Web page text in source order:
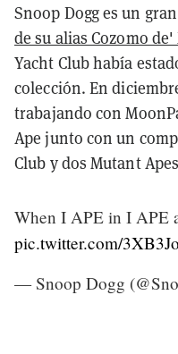
Snoop Dogg es un
de su alias Cozomo
Yacht Club había
colección. En
trabajando con
Ape junto con un
Club y dos Mutant
When I APE in I APE
pic.twitter.com/
— Snoop Dogg